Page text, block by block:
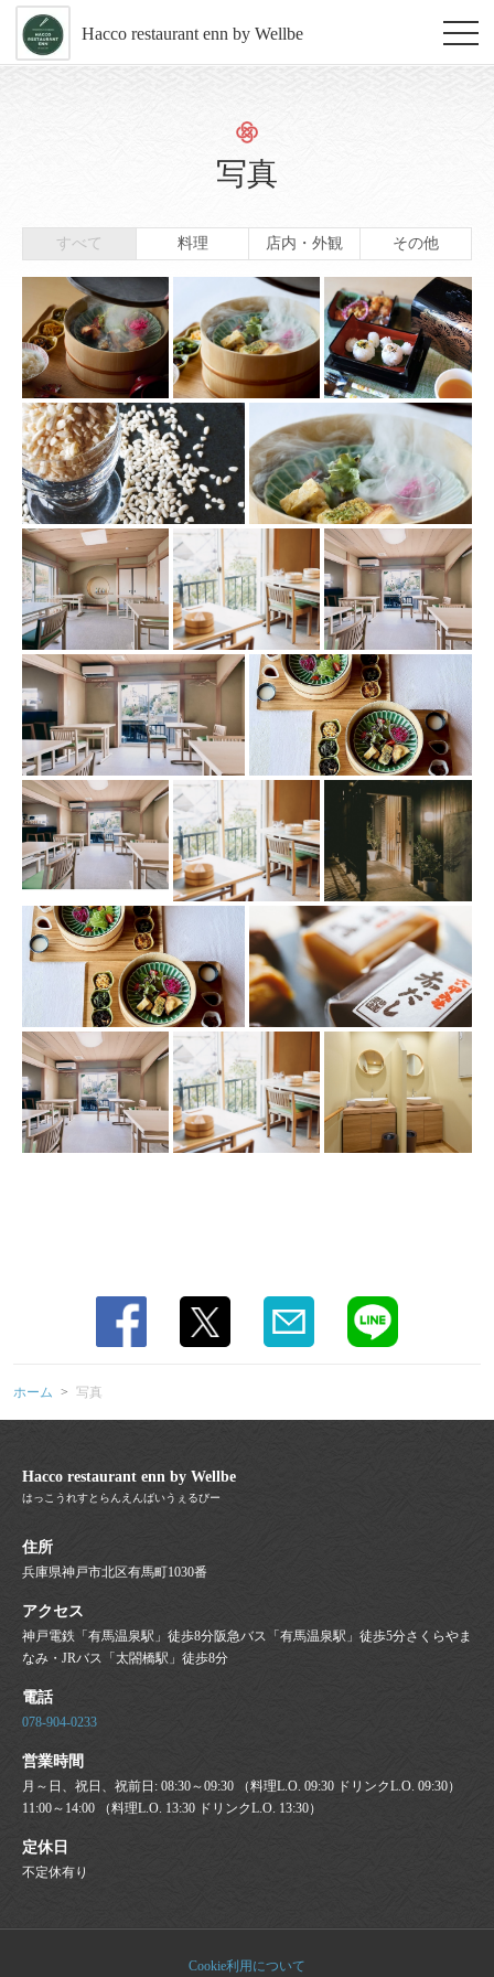
Hacco restaurant enn by Wellbe
写真
すべて 料理 店内・外観 その他
ホーム 写真
Hacco restaurant enn by Wellbe
はっこうれすとらんえんばいうぇるびー
住所
兵庫県神戸市北区有馬町1030番
アクセス
神戸電鉄「有馬温泉駅」徒歩8分阪急バス「有馬温泉駅」徒歩5分さくらやま
なみ・JRバス「太閤橋駅」徒歩8分
電話
078-904-0233
営業時間
月～日、祝日、祝前日: 08:30～09:30 （料理L.O. 09:30 ドリンクL.O. 09:30）
11:00～14:00 （料理L.O. 13:30 ドリンクL.O. 13:30）
定休日
不定休有り
Cookie利用について
この店舗情報をシェアする
写真 | Hacco restaurant enn by Wellbe
兵庫県神戸市北区有馬町1030番
https://haccorestaurant-enn.owst.jp/gallery
お店情報をコピー